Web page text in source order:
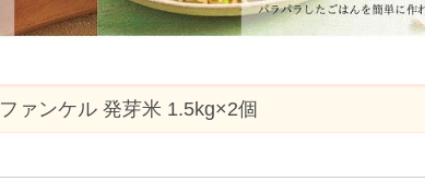
ファンケル 発芽米 1.5kg×2個